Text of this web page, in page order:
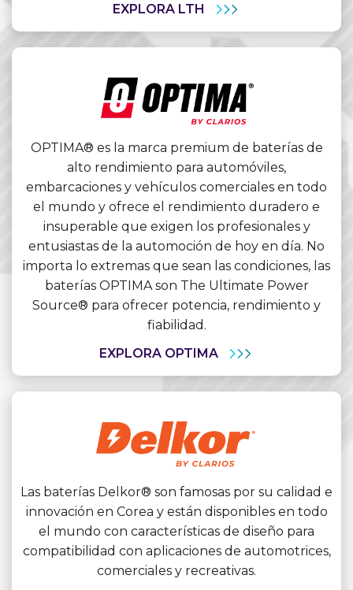
EXPLORA LTH
OPTIMA® es la marca premium de baterías de
alto rendimiento para automóviles,
embarcaciones y vehículos comerciales en todo
el mundo y ofrece el rendimiento duradero e
insuperable que exigen los profesionales y
entusiastas de la automoción de hoy en día. No
importa lo extremas que sean las condiciones, las
baterías OPTIMA son The Ultimate Power
Source® para ofrecer potencia, rendimiento y
fiabilidad.
EXPLORA OPTIMA
Las baterías Delkor® son famosas por su calidad e
innovación en Corea y están disponibles en todo
el mundo con características de diseño para
compatibilidad con aplicaciones de automotrices,
comerciales y recreativas.